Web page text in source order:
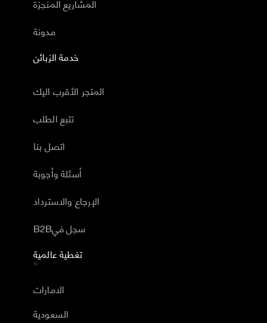
مدونة
خدمة الزبائن
المتجر الأقرب اليك
تتبع الطلب
اتصل بنا
أسئلة وأجوبة
الإرجاع والاسترداد
B2Bسجل في
تغطية عالمية
الامارات
السعودية